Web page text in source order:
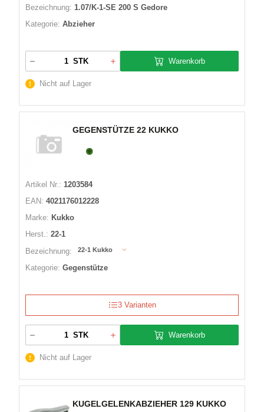
Bezeichnung: 1.07/K-1-SE 200 S Gedore
Kategorie: Abzieher
STK Warenkorb
Nicht auf Lager
GEGENSTÜTZE 22 KUKKO
Artikel Nr.: 1203584
EAN: 4021176012228
Marke: Kukko
Herst.: 22-1
Bezeichnung:
22-1 Kukko
Kategorie: Gegenstütze
3 Varianten
STK Warenkorb
Nicht auf Lager
KUGELGELENKABZIEHER 129 KUKKO